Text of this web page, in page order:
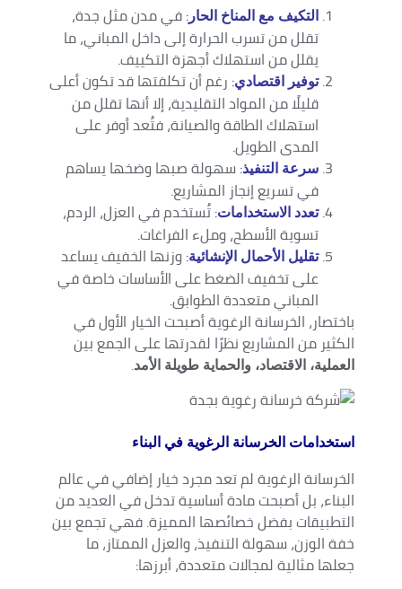
التكيف مع المناخ الحار :في مدن مثل جدة،
تقلل من تسرب الحرارة إلى داخل المباني، ما
يقلل من استهلاك أجهزة التكييف.
توفير اقتصادي: رغم أن تكلفتها قد تكون أعلى
قليلًا من المواد التقليدية، إلا أنها تقلل من
استهلاك الطاقة والصيانة، فتُعد أوفر على
المدى الطويل.
سرعة التنفيذ: سهولة صبها وضخها يساهم
في تسريع إنجاز المشاريع.
تعدد الاستخدامات:تُستخدم في العزل، الردم،
تسوية الأسطح، وملء الفراغات.
تقليل الأحمال الإنشائية: وزنها الخفيف يساعد
على تخفيف الضغط على الأساسات خاصة في
المباني متعددة الطوابق.
باختصار، الخرسانة الرغوية أصبحت الخيار الأول في
الكثير من المشاريع نظرًا لقدرتها على الجمع بين
العملية، الاقتصاد، والحماية طويلة الأمد.
استخدامات الخرسانة الرغوية في البناء
الخرسانة الرغوية لم تعد مجرد خيار إضافي في عالم
البناء، بل أصبحت مادة أساسية تدخل في العديد من
التطبيقات بفضل خصائصها المميزة. فهي تجمع بين
خفة الوزن، سهولة التنفيذ، والعزل الممتاز، ما
جعلها مثالية لمجالات متعددة، أبرزها: